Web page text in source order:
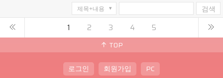
검색
1 2 3 4 5
TOP
로그인 회원가입 PC